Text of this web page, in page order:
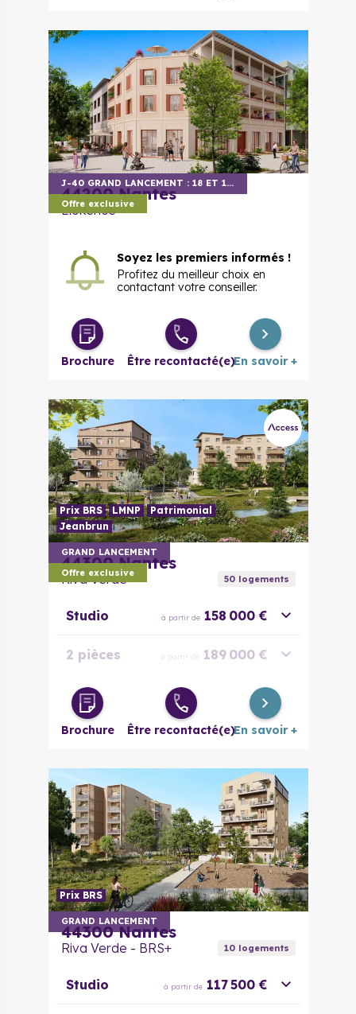
J-40 GRAND LANCEMENT : 18 ET 19 SEPTEMBRE
Offre exclusive
44200 Nantes
Elokence
Soyez les premiers informés !
Profitez du meilleur choix en
contactant votre conseiller.
Brochure Être recontacté(e)En savoir +
GRAND LANCEMENT
Offre exclusive
Prix BRS LMNP
Patrimonial
Jeanbrun
44300 Nantes
Riva Verde 50logements
Studio à partir de 158 000 €
2 pièces à partir de 189 000 €
2 pièces
évolutif
à partir de 222 000 €
4 pièces 285 000 €
5 pièces à partir de 422 000 €
Maison 4
pièces
Duplex
à partir de 283 000 €
Brochure Être recontacté(e)En savoir +
GRAND LANCEMENT
Prix BRS
44300 Nantes
Riva Verde - BRS+ 10logements
Studio à partir de 117 500 €